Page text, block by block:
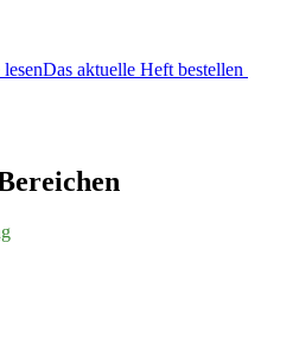
Das aktuelle Heft bestellen